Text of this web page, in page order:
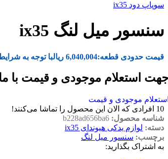
سوپاپ دود ix35
سنسور میل لنگ ix35
قیمت حدودی قطعه:6,040,004 ریالبا توجه به
استعلام موجودی و قیمت با
موجودی و قیمت
10 افرادی که الان این محصول را تماشا می‌کنند!
شناسه محصول: b228ad656ba6
دسته: لوازم یدکی هیوندای ix35
برچسب: سنسور میل لنگ
به اشتراک بگذارید: